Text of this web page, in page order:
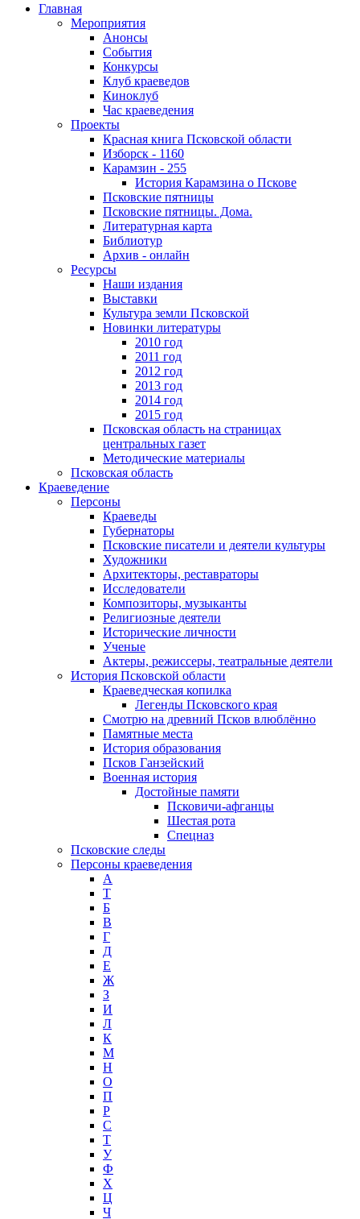
Главная
Мероприятия
Анонсы
События
Конкурсы
Клуб краеведов
Киноклуб
Час краеведения
Проекты
Красная книга Псковской области
Изборск - 1160
Карамзин - 255
История Карамзина о Пскове
Псковские пятницы
Псковские пятницы. Дома.
Литературная карта
Библиотур
Архив - онлайн
Ресурсы
Наши издания
Выставки
Культура земли Псковской
Новинки литературы
2010 год
2011 год
2012 год
2013 год
2014 год
2015 год
Псковская область на страницах
центральных газет
Методические материалы
Псковская область
Краеведение
Персоны
Краеведы
Губернаторы
Псковские писатели и деятели культуры
Художники
Архитекторы, реставраторы
Исследователи
Композиторы, музыканты
Религиозные деятели
Исторические личности
Ученые
Актеры, режиссеры, театральные деятели
История Псковской области
Краеведческая копилка
Легенды Псковского края
Смотрю на древний Псков влюблённо
Памятные места
История образования
Псков Ганзейский
Военная история
Достойные памяти
Псковичи-афганцы
Шестая рота
Спецназ
Псковские следы
Персоны краеведения
А
T
Б
В
Г
Д
Е
Ж
З
И
Л
К
М
Н
О
П
Р
С
Т
У
Ф
Х
Ц
Ч